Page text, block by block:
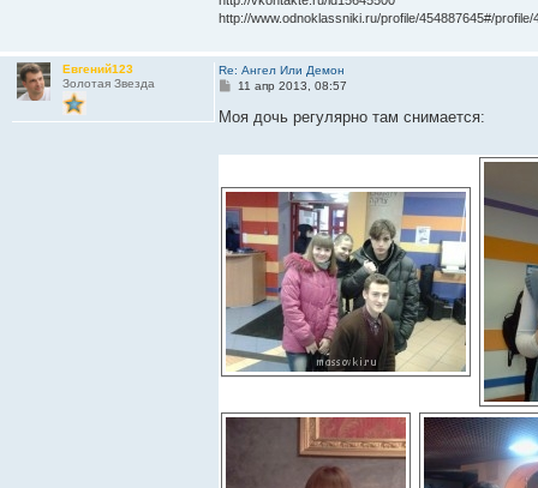
http://www.odnoklassniki.ru/profile/454887645#/profile/
Евгений123
Золотая Звезда
Re: Ангел Или Демон
С
о
е
и
11 апр 2013, 08:57
Моя дочь регулярно там снимается: